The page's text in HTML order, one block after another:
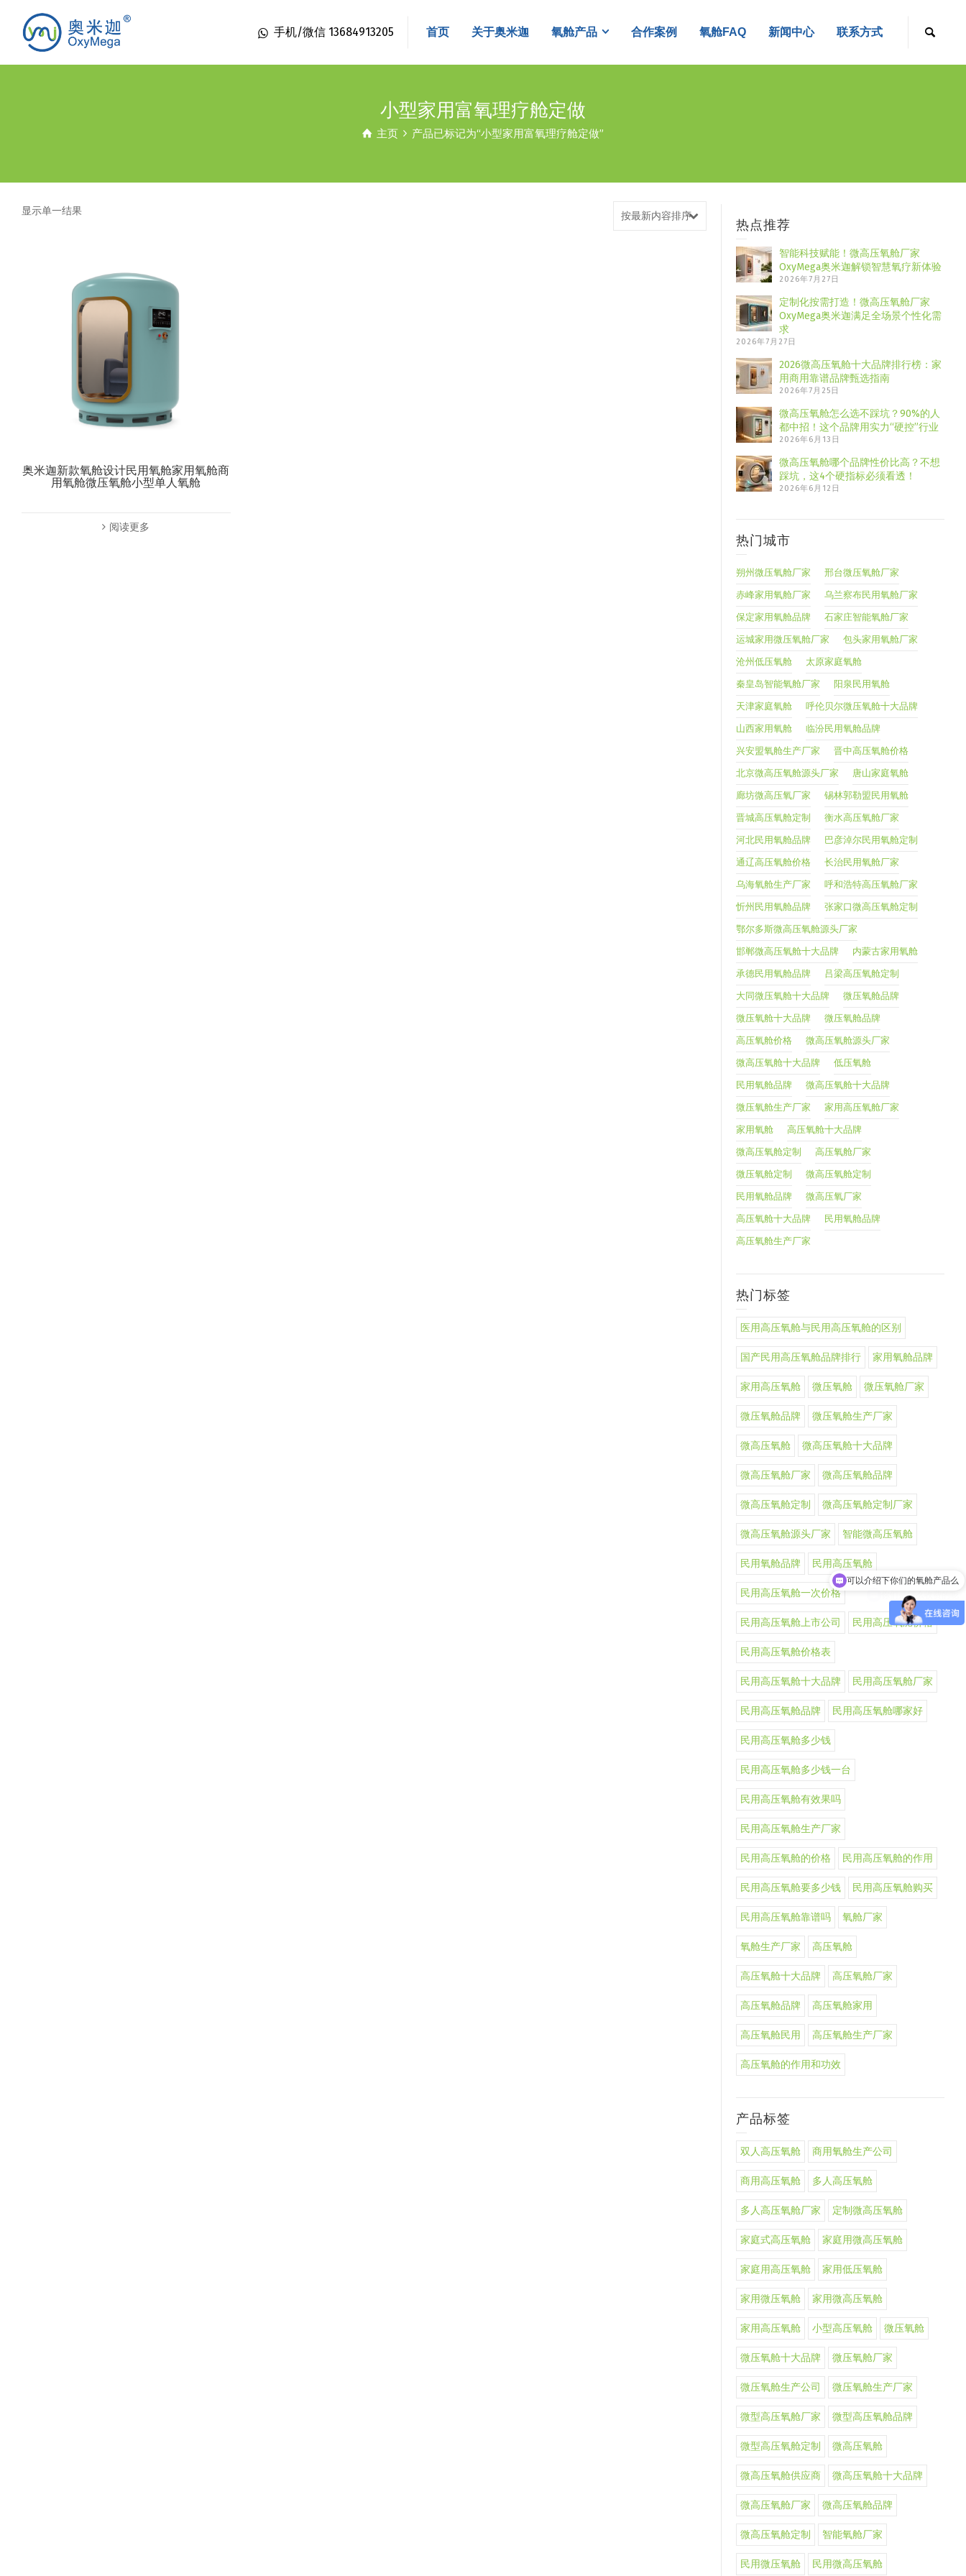
手机/微信 13684913205 首页 关于奥米迦 氧舱产品 合作案例 氧舱FAQ 新闻中心 联系方式
小型家用富氧理疗舱定做
主页 产品已标记为“小型家用富氧理疗舱定做”
显示单一结果 按最新内容排序
奥米迦新款氧舱设计民用氧舱家用氧舱商
用氧舱微压氧舱小型单人氧舱
阅读更多
热点推荐
智能科技赋能！微高压氧舱厂家
OxyMega奥米迦解锁智慧氧疗新体验
2026年7月27日
定制化按需打造！微高压氧舱厂家
OxyMega奥米迦满足全场景个性化需
求
2026年7月27日
2026微高压氧舱十大品牌排行榜：家
用商用靠谱品牌甄选指南
2026年7月25日
微高压氧舱怎么选不踩坑？90%的人
都中招！这个品牌用实力“硬控”行业
2026年6月13日
微高压氧舱哪个品牌性价比高？不想
踩坑，这4个硬指标必须看透！
2026年6月12日
热门城市
朔州微压氧舱厂家 邢台微压氧舱厂家
赤峰家用氧舱厂家 乌兰察布民用氧舱厂家
保定家用氧舱品牌 石家庄智能氧舱厂家
运城家用微压氧舱厂家 包头家用氧舱厂家
沧州低压氧舱 太原家庭氧舱
秦皇岛智能氧舱厂家 阳泉民用氧舱
天津家庭氧舱 呼伦贝尔微压氧舱十大品牌
山西家用氧舱 临汾民用氧舱品牌
兴安盟氧舱生产厂家 晋中高压氧舱价格
北京微高压氧舱源头厂家 唐山家庭氧舱
廊坊微高压氧厂家 锡林郭勒盟民用氧舱
晋城高压氧舱定制 衡水高压氧舱厂家
河北民用氧舱品牌 巴彦淖尔民用氧舱定制
通辽高压氧舱价格 长治民用氧舱厂家
乌海氧舱生产厂家 呼和浩特高压氧舱厂家
忻州民用氧舱品牌 张家口微高压氧舱定制
鄂尔多斯微高压氧舱源头厂家
邯郸微高压氧舱十大品牌 内蒙古家用氧舱
承德民用氧舱品牌 吕梁高压氧舱定制
大同微压氧舱十大品牌 微压氧舱品牌
微压氧舱十大品牌 微压氧舱品牌
高压氧舱价格 微高压氧舱源头厂家
微高压氧舱十大品牌 低压氧舱
民用氧舱品牌 微高压氧舱十大品牌
微压氧舱生产厂家 家用高压氧舱厂家
家用氧舱 高压氧舱十大品牌
微高压氧舱定制 高压氧舱厂家
微压氧舱定制 微高压氧舱定制
民用氧舱品牌 微高压氧厂家
高压氧舱十大品牌 民用氧舱品牌
高压氧舱生产厂家
热门标签
医用高压氧舱与民用高压氧舱的区别
国产民用高压氧舱品牌排行 家用氧舱品牌
家用高压氧舱 微压氧舱 微压氧舱厂家
微压氧舱品牌 微压氧舱生产厂家
微高压氧舱 微高压氧舱十大品牌
微高压氧舱厂家 微高压氧舱品牌
微高压氧舱定制 微高压氧舱定制厂家
微高压氧舱源头厂家 智能微高压氧舱
民用氧舱品牌 民用高压氧舱
民用高压氧舱一次价格
民用高压氧舱上市公司 民用高压氧舱价格
民用高压氧舱价格表
民用高压氧舱十大品牌 民用高压氧舱厂家
民用高压氧舱品牌 民用高压氧舱哪家好
民用高压氧舱多少钱
民用高压氧舱多少钱一台
民用高压氧舱有效果吗
民用高压氧舱生产厂家
民用高压氧舱的价格 民用高压氧舱的作用
民用高压氧舱要多少钱 民用高压氧舱购买
民用高压氧舱靠谱吗 氧舱厂家
氧舱生产厂家 高压氧舱
高压氧舱十大品牌 高压氧舱厂家
高压氧舱品牌 高压氧舱家用
高压氧舱民用 高压氧舱生产厂家
高压氧舱的作用和功效
产品标签
双人高压氧舱 商用氧舱生产公司
商用高压氧舱 多人高压氧舱
多人高压氧舱厂家 定制微高压氧舱
家庭式高压氧舱 家庭用微高压氧舱
家庭用高压氧舱 家用低压氧舱
家用微压氧舱 家用微高压氧舱
家用高压氧舱 小型高压氧舱 微压氧舱
微压氧舱十大品牌 微压氧舱厂家
微压氧舱生产公司 微压氧舱生产厂家
微型高压氧舱厂家 微型高压氧舱品牌
微型高压氧舱定制 微高压氧舱
微高压氧舱供应商 微高压氧舱十大品牌
微高压氧舱厂家 微高压氧舱品牌
微高压氧舱定制 智能氧舱厂家
民用微压氧舱 民用微高压氧舱
你们是怎么收费的呢